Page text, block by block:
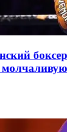
боксер